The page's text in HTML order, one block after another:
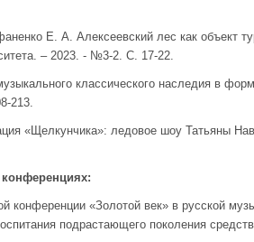
Е. А. Алексеевский лес как объект
– 2023. - №3-2. С. 17-22.
классического наследия в
213.
«Щелкунчика»: ледовое шоу Татьяны
конференции «Золотой век» в русской
подрастающего поколения